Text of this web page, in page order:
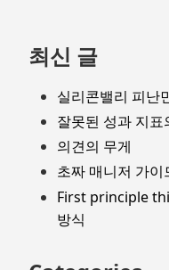
최신 글
실리콘밸리 피난
잘못된 성과 지표
의견의 무게
초짜 매니저 가이
First principle
방식